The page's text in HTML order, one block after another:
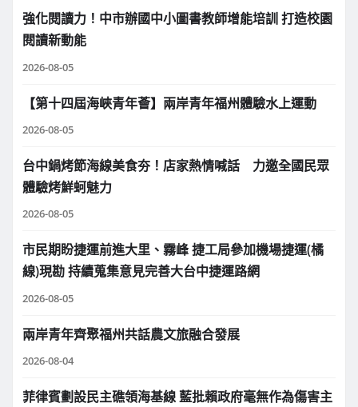
強化閱讀力！中市辦國中小圖書教師增能培訓 打造校園
閱讀新動能
2026-08-05
【第十四屆海峽青年薈】兩岸青年福州體驗水上運動
2026-08-05
台中鍋烤節海線美食夯！店家熱情喊話 力邀全國民眾
體驗烤鮮蚵魅力
2026-08-05
市民期盼捷運前進大里、霧峰 捷工局參加機場捷運(橘
線)現勘 持續蒐集意見完善大台中捷運路網
2026-08-05
兩岸青年齊聚福州共話農文旅融合發展
2026-08-04
菲律賓劃設民主礁領海基線 藍批賴政府毫無作為傷害主